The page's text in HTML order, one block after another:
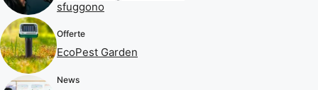
sfuggono
Offerte
EcoPest Garden
News